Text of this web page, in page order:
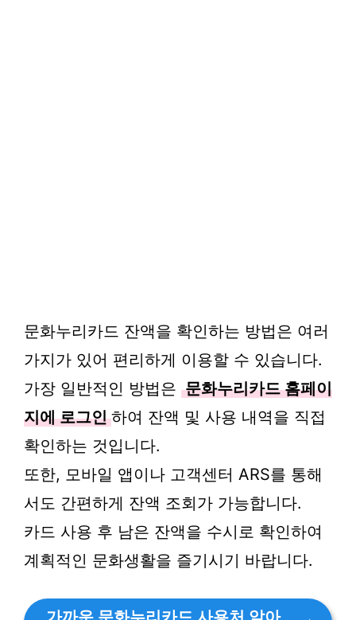
문화누리카드 잔액을 확인하는 방법은 여러
가지가 있어 편리하게 이용할 수 있습니다.
가장 일반적인 방법은 문화누리카드 홈페이
지에 로그인 하여 잔액 및 사용 내역을 직접
확인하는 것입니다.
또한, 모바일 앱이나 고객센터 ARS를 통해
서도 간편하게 잔액 조회가 가능합니다.
카드 사용 후 남은 잔액을 수시로 확인하여
계획적인 문화생활을 즐기시기 바랍니다.